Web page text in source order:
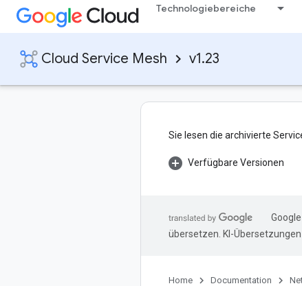
Technologiebereiche
Cloud Service Mesh v1.23
Sie lesen die archivierte
Verfügbare Versionen
übersetzen. KI-
Home Documentation